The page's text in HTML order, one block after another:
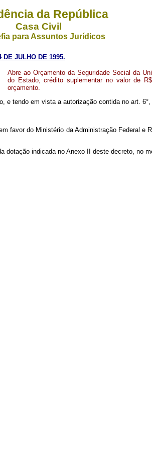
da República
Casa Civil
para Assuntos Jurídicos
DE JULHO DE 1995.
Abre ao Orçamento da Seguridade Social da
do Estado, crédito suplementar no valor de
orçamento.
e tendo em vista a autorização contida no art.
favor do Ministério da Administração Federal e
dotação indicada no Anexo II deste decreto, no